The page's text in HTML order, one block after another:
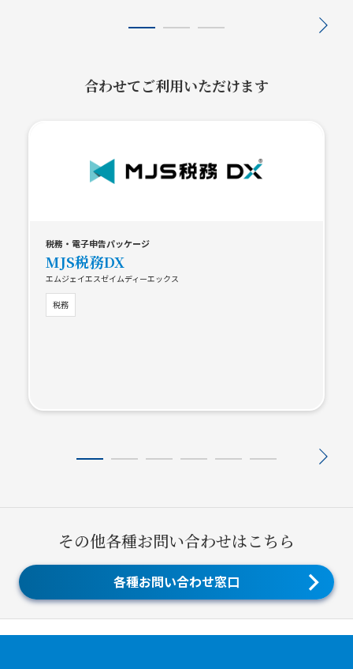
合わせてご利用いただけます
税務・電子申告パッケージ
MJS税務DX
エムジェイエスゼイムディーエックス
税務
その他各種お問い合わせはこちら
各種お問い合わせ窓口